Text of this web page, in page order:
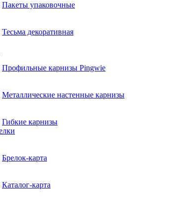
Пакеты упаковочные
Тесьма декоративная
Профильные карнизы Pingwie
Металлические настенные карнизы
Гибкие карнизы
Брелок-карта
Каталог-карта